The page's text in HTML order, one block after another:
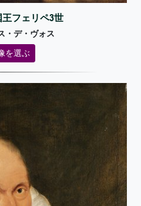
フェリペ3世
・デ・ヴォス
を選ぶ